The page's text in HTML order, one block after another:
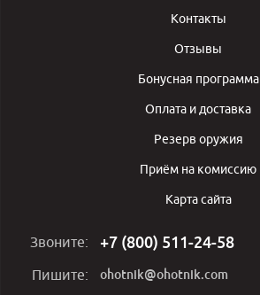
Контакты
Отзывы
Бонусная программа
Оплата и доставка
Резерв оружия
Приём на комиссию
Карта сайта
Звоните: +7 (800) 511-24-58
Пишите: ohotnik@ohotnik.com